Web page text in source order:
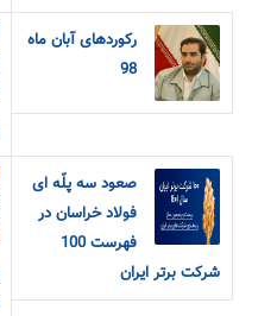
رکوردهای آبان ماه
98
صعود سه پلّه ای
فولاد خراسان در
فهرست 100
شرکت برتر ایران